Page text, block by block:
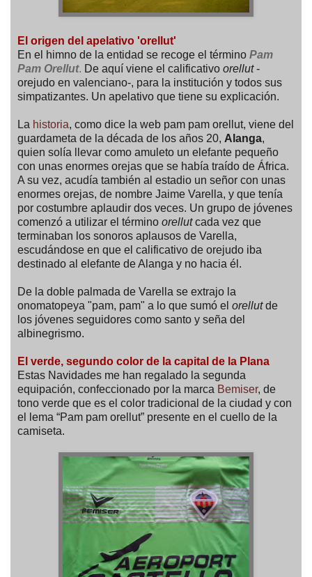
El origen del apelativo 'orellut'
En el himno de la entidad se recoge el término Pam
Pam Orellut. De aquí viene el calificativo orellut-
orejudo en valenciano-, para la institución y todos sus
simpatizantes. Un apelativo que tiene su explicación.
La historia, como dice la web pam pam orellut, viene del
guardameta de la década de los años 20, Alanga,
quien solía llevar como amuleto un elefante pequeño
con unas enormes orejas que se había traído de África.
A su vez, acudía también al estadio un señor con unas
enormes orejas, de nombre Jaime Varella, y que tenía
por costumbre aplaudir dos veces. Un grupo de jóvenes
comenzó a utilizar el término orellutcada vez que
terminaban los sonoros aplausos de Varella,
escudándose en que el calificativo de orejudo iba
destinado al elefante de Alanga y no hacia él.
De la doble palmada de Varella se extrajo la
onomatopeya "pam, pam" a lo que sumó el orellutde
los jóvenes seguidores como santo y seña del
albinegrismo.
El verde, segundo color de la capital de la Plana
Estas Navidades me han regalado la segunda
equipación, confeccionado por la marca Bemiser, de
tono verde que es el color tradicional de la ciudad y con
el lema “Pam pam orellut” presente en el cuello de la
camiseta.